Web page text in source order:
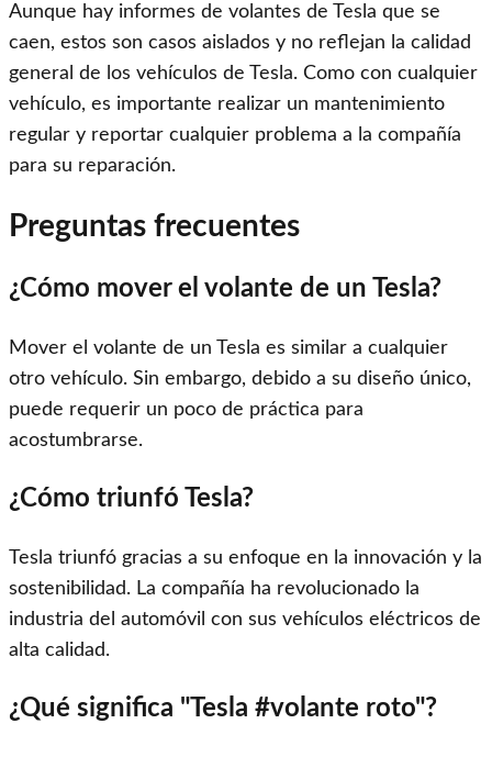
Aunque hay informes de volantes de Tesla que se
caen, estos son casos aislados y no reflejan la calidad
general de los vehículos de Tesla. Como con cualquier
vehículo, es importante realizar un mantenimiento
regular y reportar cualquier problema a la compañía
para su reparación.
Preguntas frecuentes
¿Cómo mover el volante de un Tesla?
Mover el volante de un Tesla es similar a cualquier
otro vehículo. Sin embargo, debido a su diseño único,
puede requerir un poco de práctica para
acostumbrarse.
¿Cómo triunfó Tesla?
Tesla triunfó gracias a su enfoque en la innovación y la
sostenibilidad. La compañía ha revolucionado la
industria del automóvil con sus vehículos eléctricos de
alta calidad.
¿Qué significa "Tesla #volante roto"?